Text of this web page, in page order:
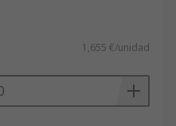
1,655 €/unidad